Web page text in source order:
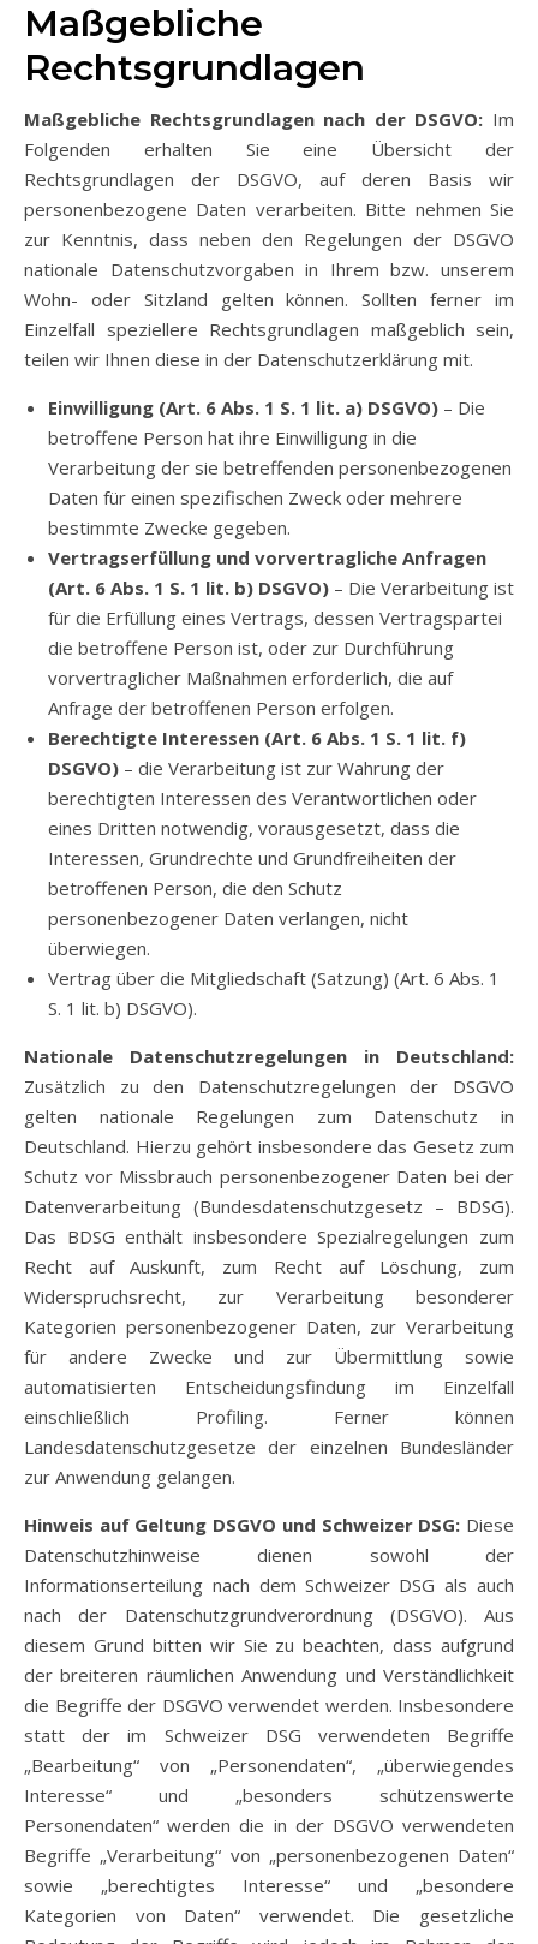
Maßgebliche
Rechtsgrundlagen
Maßgebliche Rechtsgrundlagen nach der DSGVO: Im
Folgenden erhalten Sie eine Übersicht der
Rechtsgrundlagen der DSGVO, auf deren Basis wir
personenbezogene Daten verarbeiten. Bitte nehmen Sie
zur Kenntnis, dass neben den Regelungen der DSGVO
nationale Datenschutzvorgaben in Ihrem bzw. unserem
Wohn- oder Sitzland gelten können. Sollten ferner im
Einzelfall speziellere Rechtsgrundlagen maßgeblich sein,
teilen wir Ihnen diese in der Datenschutzerklärung mit.
Einwilligung (Art. 6 Abs. 1 S. 1 lit. a) DSGVO) – Die
betroffene Person hat ihre Einwilligung in die
Verarbeitung der sie betreffenden personenbezogenen
Daten für einen spezifischen Zweck oder mehrere
bestimmte Zwecke gegeben.
Vertragserfüllung und vorvertragliche Anfragen
(Art. 6 Abs. 1 S. 1 lit. b) DSGVO) – Die Verarbeitung ist
für die Erfüllung eines Vertrags, dessen Vertragspartei
die betroffene Person ist, oder zur Durchführung
vorvertraglicher Maßnahmen erforderlich, die auf
Anfrage der betroffenen Person erfolgen.
Berechtigte Interessen (Art. 6 Abs. 1 S. 1 lit. f)
DSGVO) – die Verarbeitung ist zur Wahrung der
berechtigten Interessen des Verantwortlichen oder
eines Dritten notwendig, vorausgesetzt, dass die
Interessen, Grundrechte und Grundfreiheiten der
betroffenen Person, die den Schutz
personenbezogener Daten verlangen, nicht
überwiegen.
Vertrag über die Mitgliedschaft (Satzung) (Art. 6 Abs. 1
S. 1 lit. b) DSGVO).
Nationale Datenschutzregelungen in Deutschland:
Zusätzlich zu den Datenschutzregelungen der DSGVO
gelten nationale Regelungen zum Datenschutz in
Deutschland. Hierzu gehört insbesondere das Gesetz zum
Schutz vor Missbrauch personenbezogener Daten bei der
Datenverarbeitung (Bundesdatenschutzgesetz – BDSG).
Das BDSG enthält insbesondere Spezialregelungen zum
Recht auf Auskunft, zum Recht auf Löschung, zum
Widerspruchsrecht, zur Verarbeitung besonderer
Kategorien personenbezogener Daten, zur Verarbeitung
für andere Zwecke und zur Übermittlung sowie
automatisierten Entscheidungsfindung im Einzelfall
einschließlich Profiling. Ferner können
Landesdatenschutzgesetze der einzelnen Bundesländer
zur Anwendung gelangen.
Hinweis auf Geltung DSGVO und Schweizer DSG: Diese
Datenschutzhinweise dienen sowohl der
Informationserteilung nach dem Schweizer DSG als auch
nach der Datenschutzgrundverordnung (DSGVO). Aus
diesem Grund bitten wir Sie zu beachten, dass aufgrund
der breiteren räumlichen Anwendung und Verständlichkeit
die Begriffe der DSGVO verwendet werden. Insbesondere
statt der im Schweizer DSG verwendeten Begriffe
„Bearbeitung“ von „Personendaten“, „überwiegendes
Interesse“ und „besonders schützenswerte
Personendaten“ werden die in der DSGVO verwendeten
Begriffe „Verarbeitung“ von „personenbezogenen Daten“
sowie „berechtigtes Interesse“ und „besondere
Kategorien von Daten“ verwendet. Die gesetzliche